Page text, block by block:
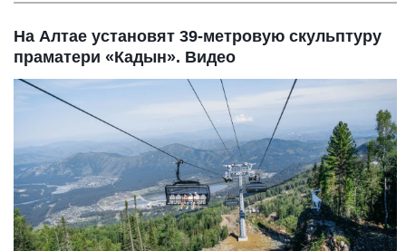
На Алтае установят 39-метровую скульптуру
праматери «Кадын». Видео